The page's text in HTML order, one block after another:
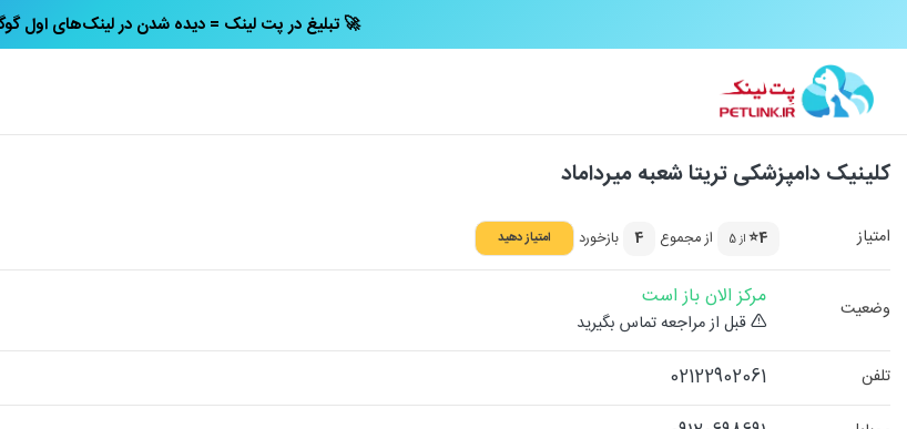
← تبلیغ در پت‌ لینک = دیده شدن در لینک‌های اول گوگل 🚀
کلینیک دامپزشکی تریتا شعبه میرداماد
امتیاز 4⭐ از 5 از مجموع 4 بازخورد امتیاز دهید
وضعیت مرکز الان باز است
قبل از مراجعه تماس بگیرید
تلفن
02122902061